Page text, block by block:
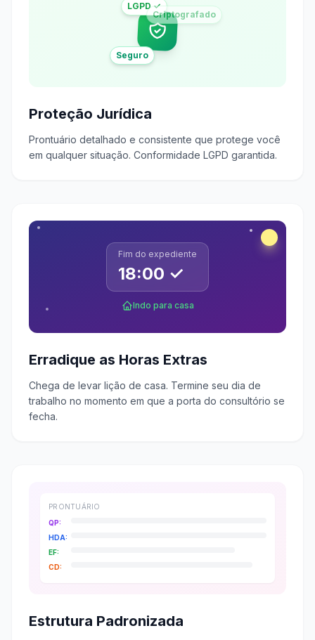
LGPD ✓
Seguro
Criptografado
Proteção Jurídica
Prontuário detalhado e consistente que protege você
em qualquer situação. Conformidade LGPD garantida.
Fim do expediente
18:00 ✓
Indo para casa
Erradique as Horas Extras
Chega de levar lição de casa. Termine seu dia de
trabalho no momento em que a porta do consultório se
fecha.
PRONTUÁRIO
QP:
HDA:
EF:
CD:
Estrutura Padronizada